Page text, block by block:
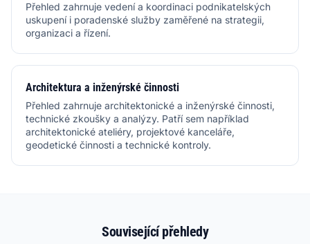
Přehled zahrnuje vedení a koordinaci podnikatelských
uskupení i poradenské služby zaměřené na strategii,
organizaci a řízení.
Architektura a inženýrské činnosti
Přehled zahrnuje architektonické a inženýrské činnosti,
technické zkoušky a analýzy. Patří sem například
architektonické ateliéry, projektové kanceláře,
geodetické činnosti a technické kontroly.
Související přehledy